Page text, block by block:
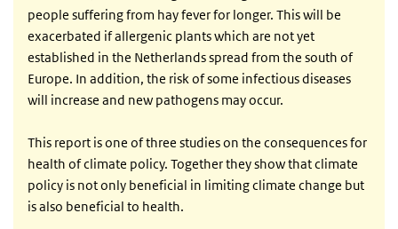
people suffering from hay fever for longer. This will be
exacerbated if allergenic plants which are not yet
established in the Netherlands spread from the south of
Europe. In addition, the risk of some infectious diseases
will increase and new pathogens may occur.
This report is one of three studies on the consequences for
health of climate policy. Together they show that climate
policy is not only beneficial in limiting climate change but
is also beneficial to health.